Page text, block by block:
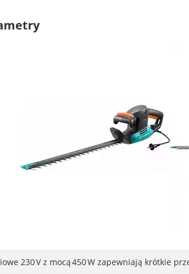
230 V z mocą 450 W zapewniają krótkie